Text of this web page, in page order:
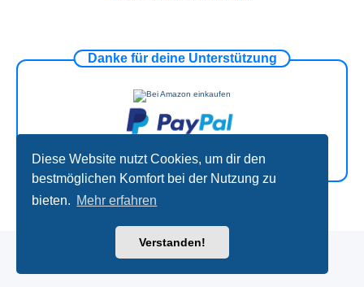
Diese Website nutzt Cookies, um dir den
bestmöglichen Komfort bei der Nutzung zu
bieten. Mehr erfahren
Verstanden!
Danke für deine Unterstützung